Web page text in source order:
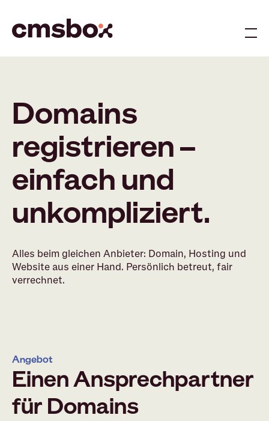
Domains
registrieren –
einfach und
unkompliziert.
Alles beim gleichen Anbieter: Domain, Hosting und
Website aus einer Hand. Persönlich betreut, fair
verrechnet.
Angebot
Einen Ansprechpartner
für Domains